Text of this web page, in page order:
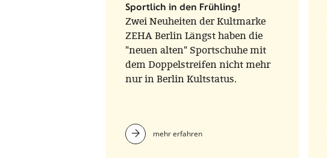
Sportlich in den Frühling!
Zwei Neuheiten der Kultmarke
ZEHA Berlin Längst haben die
"neuen alten" Sportschuhe mit
dem Doppelstreifen nicht mehr
nur in Berlin Kultstatus.
mehr erfahren